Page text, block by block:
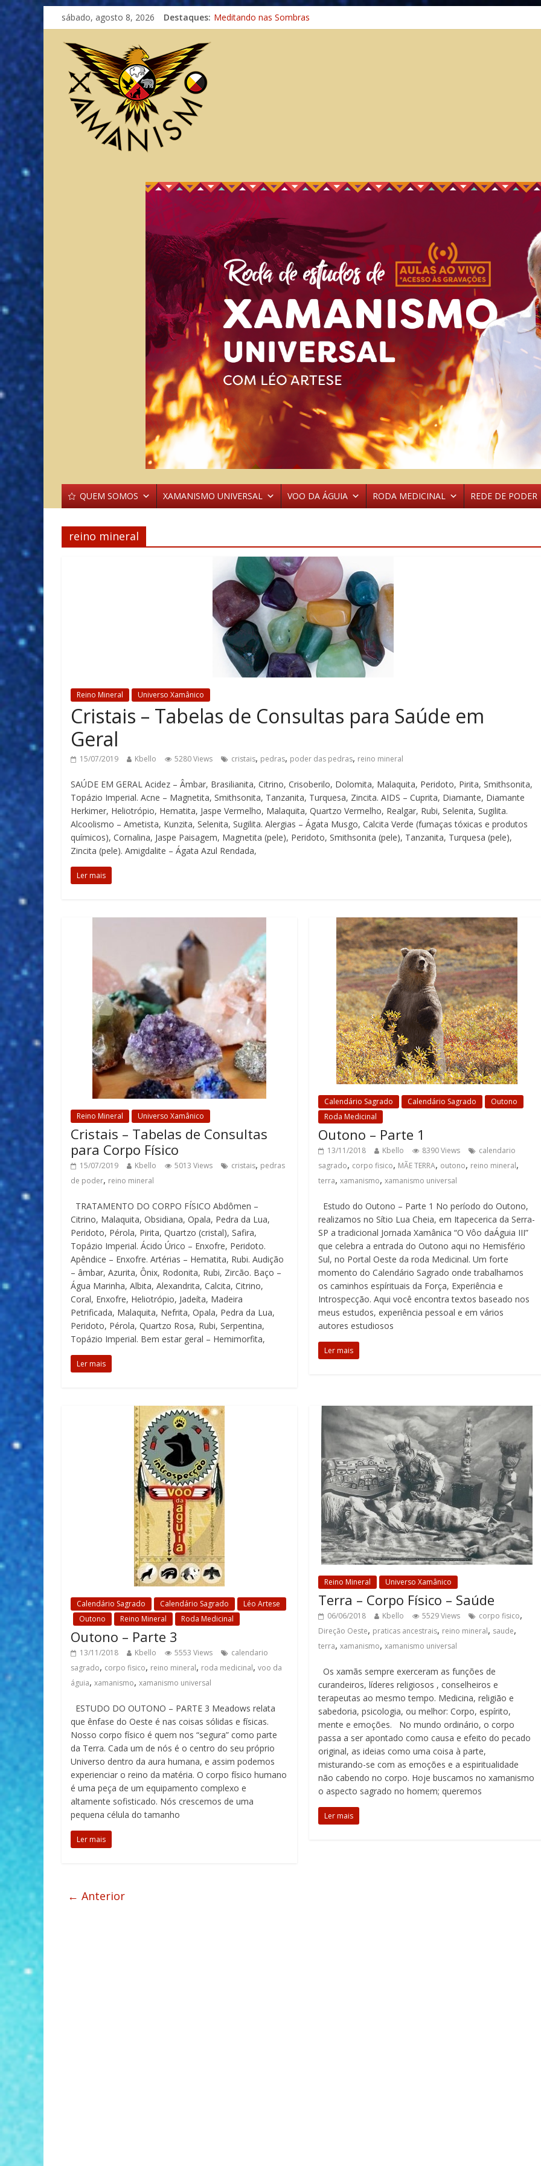
sábado, agosto 8, 2026 Destaques: Imaginação na Cura
Meditando nas Sombras
QUEM SOMOS XAMANISMO UNIVERSAL VOO DA ÁGUIA RODA MEDICINAL REDE DE PODER
reino mineral
Reino Mineral Universo Xamânico
Cristais – Tabelas de Consultas para Saúde em
Geral
15/07/2019 Kbello 5280 Views cristais, pedras, poder das pedras, reino mineral
SAÚDE EM GERAL Acidez – Âmbar, Brasilianita, Citrino, Crisoberilo, Dolomita, Malaquita, Peridoto, Pirita, Smithsonita,
Topázio Imperial. Acne – Magnetita, Smithsonita, Tanzanita, Turquesa, Zincita. AIDS – Cuprita, Diamante, Diamante
Herkimer, Heliotrópio, Hematita, Jaspe Vermelho, Malaquita, Quartzo Vermelho, Realgar, Rubi, Selenita, Sugilita.
Alcoolismo – Ametista, Kunzita, Selenita, Sugilita. Alergias – Ágata Musgo, Calcita Verde (fumaças tóxicas e produtos
químicos), Cornalina, Jaspe Paisagem, Magnetita (pele), Peridoto, Smithsonita (pele), Tanzanita, Turquesa (pele),
Zincita (pele). Amigdalite – Ágata Azul Rendada,
Ler mais
Reino Mineral Universo Xamânico
Cristais – Tabelas de Consultas
para Corpo Físico
15/07/2019 Kbello 5013 Views cristais, pedras
de poder, reino mineral
TRATAMENTO DO CORPO FÍSICO Abdômen –
Citrino, Malaquita, Obsidiana, Opala, Pedra da Lua,
Peridoto, Pérola, Pirita, Quartzo (cristal), Safira,
Topázio Imperial. Ácido Úrico – Enxofre, Peridoto.
Apêndice – Enxofre. Artérias – Hematita, Rubi. Audição
– âmbar, Azurita, Ônix, Rodonita, Rubi, Zircão. Baço –
Água Marinha, Albita, Alexandrita, Calcita, Citrino,
Coral, Enxofre, Heliotrópio, Jadeíta, Madeira
Petrificada, Malaquita, Nefrita, Opala, Pedra da Lua,
Peridoto, Pérola, Quartzo Rosa, Rubi, Serpentina,
Topázio Imperial. Bem estar geral – Hemimorfita,
Ler mais
Calendário Sagrado Calendário Sagrado
Outono
Roda Medicinal
Outono – Parte 1
13/11/2018 Kbello 8390 Views
calendario
sagrado, corpo fisico, MÃE TERRA, outono, reino mineral,
terra,xamanismo,xamanismo universal
Estudo do Outono – Parte 1 No período do Outono,
realizamos no Sítio Lua Cheia, em Itapecerica da Serra-
SP a tradicional Jornada Xamânica “O Vôo daÁguia III”
que celebra a entrada do Outono aqui no Hemisfério
Sul, no Portal Oeste da roda Medicinal. Um forte
momento do Calendário Sagrado onde trabalhamos
os caminhos espírituais da Força, Experiência e
Introspecção. Aqui você encontra textos baseado nos
meus estudos, experiência pessoal e em vários
autores estudiosos
Ler mais
Calendário Sagrado Calendário Sagrado
Léo Artese
Outono
Reino Mineral Roda Medicinal
Outono – Parte 3
13/11/2018 Kbello 5553 Views
calendario
sagrado, corpo fisico, reino mineral, roda medicinal, voo da
águia, xamanismo, xamanismo universal
ESTUDO DO OUTONO – PARTE 3 Meadows relata
que ênfase do Oeste é nas coisas sólidas e físicas.
Nosso corpo físico é quem nos “segura” como parte
da Terra. Cada um de nós é o centro do seu próprio
Universo dentro da aura humana, e assim podemos
experienciar o reino da matéria. O corpo físico humano
é uma peça de um equipamento complexo e
altamente sofisticado. Nós crescemos de uma
pequena célula do tamanho
Ler mais
Reino Mineral Universo Xamânico
Terra – Corpo Físico – Saúde
06/06/2018 Kbello 5529 Views corpo fisico,
Direção Oeste, praticas ancestrais, reino mineral, saude,
terra,xamanismo,xamanismo universal
Os xamãs sempre exerceram as funções de
curandeiros, líderes religiosos , conselheiros e
terapeutas ao mesmo tempo. Medicina, religião e
sabedoria, psicologia, ou melhor: Corpo, espírito,
mente e emoções. No mundo ordinário, o corpo
passa a ser apontado como causa e efeito do pecado
original, as ideias como uma coisa à parte,
misturando-se com as emoções e a espiritualidade
não cabendo no corpo. Hoje buscamos no xamanismo
o aspecto sagrado no homem; queremos
Ler mais
← Anterior